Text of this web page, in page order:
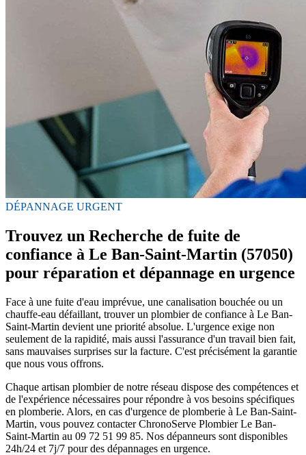
DÉPANNAGE URGENT
Trouvez un Recherche de fuite de
confiance à Le Ban-Saint-Martin (57050)
pour réparation et dépannage en urgence
Face à une fuite d'eau imprévue, une canalisation bouchée ou un
chauffe-eau défaillant, trouver un plombier de confiance à Le Ban-
Saint-Martin devient une priorité absolue. L'urgence exige non
seulement de la rapidité, mais aussi l'assurance d'un travail bien fait,
sans mauvaises surprises sur la facture. C'est précisément la garantie
que nous vous offrons.
Chaque artisan plombier de notre réseau dispose des compétences et
de l'expérience nécessaires pour répondre à vos besoins spécifiques
en plomberie. Alors, en cas d'urgence de plomberie à Le Ban-Saint-
Martin, vous pouvez contacter ChronoServe Plombier Le Ban-
Saint-Martin au 09 72 51 99 85. Nos dépanneurs sont disponibles
24h/24 et 7j/7 pour des dépannages en urgence.